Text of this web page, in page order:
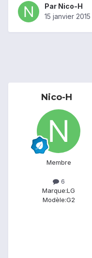
Par Nico-H
15 janvier 2015
Nico-H
Membre
6
Marque:LG
Modèle:G2